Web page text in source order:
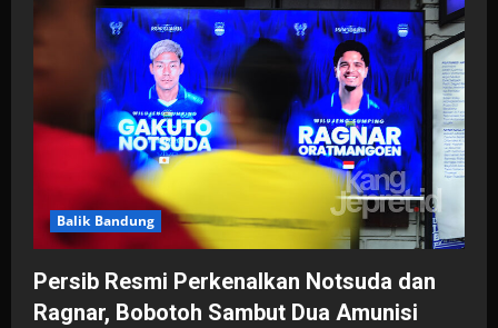
Balik Bandung
Persib Resmi Perkenalkan Notsuda dan
Ragnar, Bobotoh Sambut Dua Amunisi